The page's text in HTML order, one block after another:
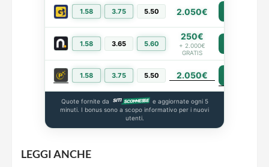
1.58 3.75 5.50 2.050€
1.58 3.65 5.60
250€
+ 2.000€
GRATIS
1.58 3.75 5.50 2.050€
Quote fornite da
e aggiornate ogni 5
minuti. I bonus sono a scopo informativo per i nuovi
utenti.
LEGGI ANCHE